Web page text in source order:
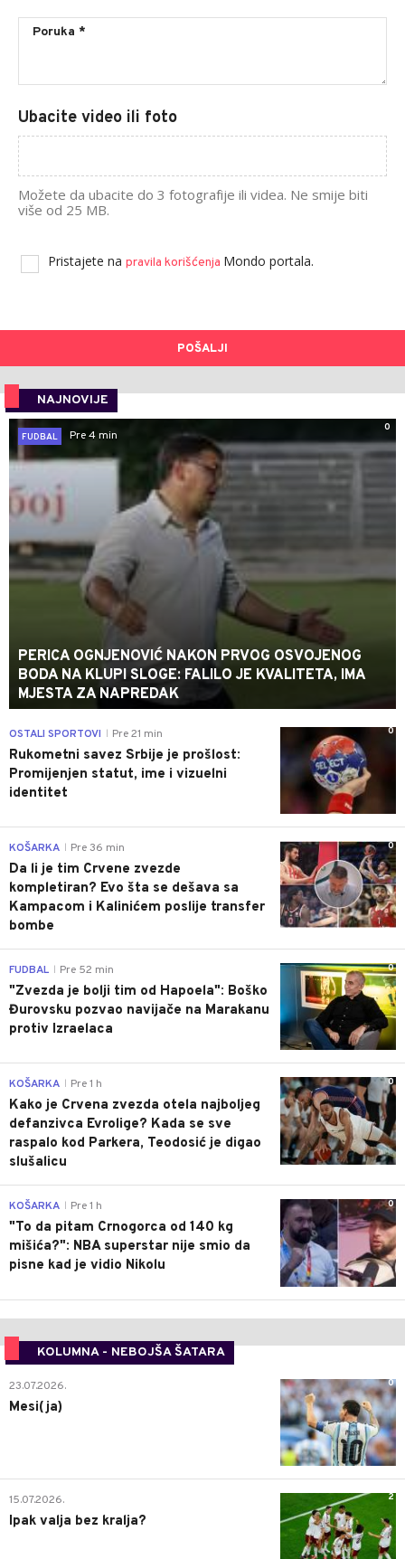
Ubacite video ili foto
Možete da ubacite do 3 fotografije ili videa. Ne smije biti
više od 25 MB.
Pristajete na pravila korišćenja Mondo portala.
POŠALJI
NAJNOVIJE
0
FUDBAL
Pre 4 min
PERICA OGNJENOVIĆ NAKON PRVOG OSVOJENOG
BODA NA KLUPI SLOGE: FALILO JE KVALITETA, IMA
MJESTA ZA NAPREDAK
0
OSTALI SPORTOVI Pre 21 min
Rukometni savez Srbije je prošlost:
Promijenjen statut, ime i vizuelni
identitet
0
KOŠARKA Pre 36 min
Da li je tim Crvene zvezde
kompletiran? Evo šta se dešava sa
Kampacom i Kalinićem poslije transfer
bombe
0
FUDBAL Pre 52 min
"Zvezda je bolji tim od Hapoela": Boško
Đurovsku pozvao navijače na Marakanu
protiv Izraelaca
0
KOŠARKA Pre 1 h
Kako je Crvena zvezda otela najboljeg
defanzivca Evrolige? Kada se sve
raspalo kod Parkera, Teodosić je digao
slušalicu
0
KOŠARKA Pre 1 h
"To da pitam Crnogorca od 140 kg
mišića?": NBA superstar nije smio da
pisne kad je vidio Nikolu
KOLUMNA - NEBOJŠA ŠATARA
0
23.07.2026.
Mesi(ja)
2
15.07.2026.
Ipak valja bez kralja?